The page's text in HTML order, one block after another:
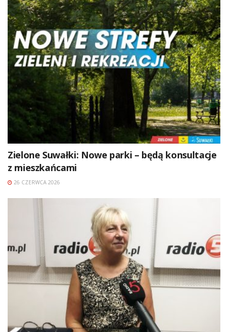
Zielone Suwałki: Nowe parki – będą konsultacje
z mieszkańcami
26 CZERWCA 2026